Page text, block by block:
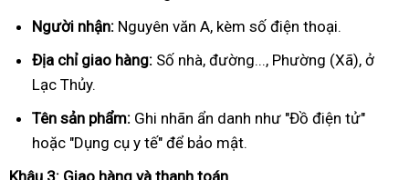
Người nhận: Nguyên văn A, kèm số điện thoại.
Địa chỉ giao hàng: Số nhà, đường..., Phường (Xã), ở
Lạc Thủy.
Tên sản phẩm: Ghi nhãn ẩn danh như "Đồ điện tử"
hoặc "Dụng cụ y tế" để bảo mật.
Khâu 3: Giao hàng và thanh toán